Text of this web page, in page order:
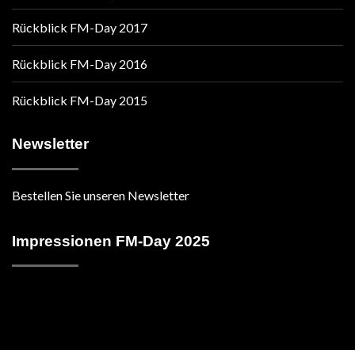
Rückblick FM-Day 2017
Rückblick FM-Day 2016
Rückblick FM-Day 2015
Newsletter
Bestellen Sie unseren Newsletter
Impressionen FM-Day 2025